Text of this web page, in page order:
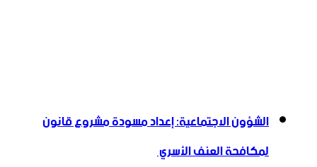
الشؤون الاجتماعية: إعداد مسودة مشروع قانون
لمكافحة العنف الأسري ‏